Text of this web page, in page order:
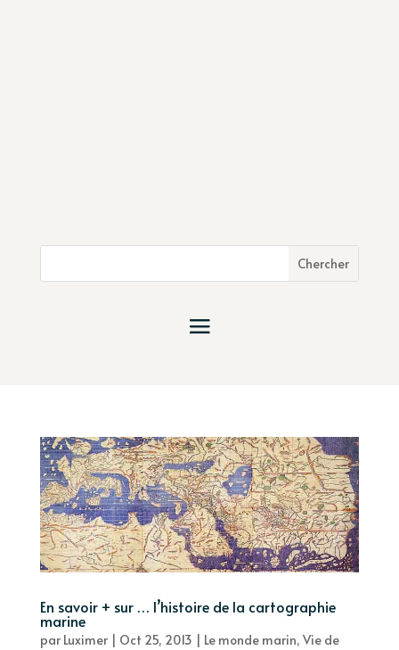
En savoir + sur … l’histoire de la cartographie
marine
par Luximer| Oct 25, 2013 Le monde marin, Vie de